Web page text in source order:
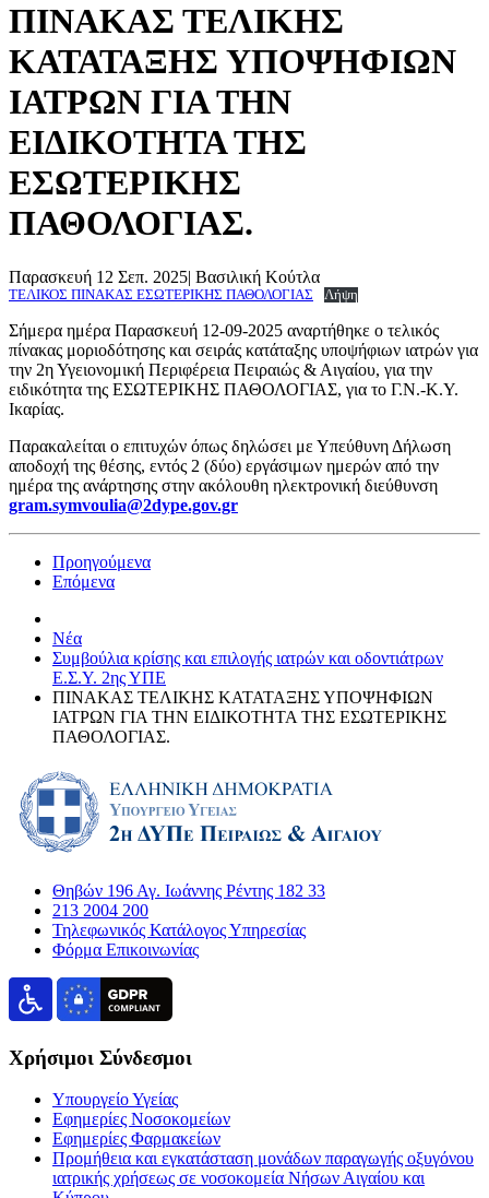
ΠΙΝΑΚΑΣ ΤΕΛΙΚΗΣ
ΚΑΤΑΤΑΞΗΣ ΥΠΟΨΗΦΙΩΝ
ΙΑΤΡΩΝ ΓΙΑ ΤΗΝ
ΕΙΔΙΚΟΤΗΤΑ ΤΗΣ
ΕΣΩΤΕΡΙΚΗΣ
ΠΑΘΟΛΟΓΙΑΣ.
Παρασκευή 12 Σεπ. 2025| Βασιλική Κούτλα
ΤΕΛΙΚΟΣ ΠΙΝΑΚΑΣ ΕΣΩΤΕΡΙΚΗΣ ΠΑΘΟΛΟΓΙΑΣ Λήψη
Σήμερα ημέρα Παρασκευή 12-09-2025 αναρτήθηκε ο τελικός
πίνακας μοριοδότησης και σειράς κατάταξης υποψήφιων ιατρών για
την 2η Υγειονομική Περιφέρεια Πειραιώς & Αιγαίου, για την
ειδικότητα της ΕΣΩΤΕΡΙΚΗΣ ΠΑΘΟΛΟΓΙΑΣ, για το Γ.Ν.-Κ.Υ.
Ικαρίας.
Παρακαλείται ο επιτυχών όπως δηλώσει με Υπεύθυνη Δήλωση
αποδοχή της θέσης, εντός 2 (δύο) εργάσιμων ημερών από την
ημέρα της ανάρτησης στην ακόλουθη ηλεκτρονική διεύθυνση
gram.symvoulia@2dype.gov.gr
Προηγούμενα
Επόμενα
Νέα
Συμβούλια κρίσης και επιλογής ιατρών και οδοντιάτρων
Ε.Σ.Υ. 2ης ΥΠΕ
ΠΙΝΑΚΑΣ ΤΕΛΙΚΗΣ ΚΑΤΑΤΑΞΗΣ ΥΠΟΨΗΦΙΩΝ
ΙΑΤΡΩΝ ΓΙΑ ΤΗΝ ΕΙΔΙΚΟΤΗΤΑ ΤΗΣ ΕΣΩΤΕΡΙΚΗΣ
ΠΑΘΟΛΟΓΙΑΣ.
Θηβών 196 Αγ. Ιωάννης Ρέντης 182 33
213 2004 200
Τηλεφωνικός Κατάλογος Υπηρεσίας
Φόρμα Επικοινωνίας
Χρήσιμοι Σύνδεσμοι
Υπουργείο Υγείας
Εφημερίες Νοσοκομείων
Εφημερίες Φαρμακείων
Προμήθεια και εγκατάσταση μονάδων παραγωγής οξυγόνου
ιατρικής χρήσεως σε νοσοκομεία Νήσων Αιγαίου και